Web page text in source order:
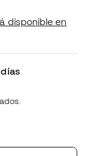
disponible en